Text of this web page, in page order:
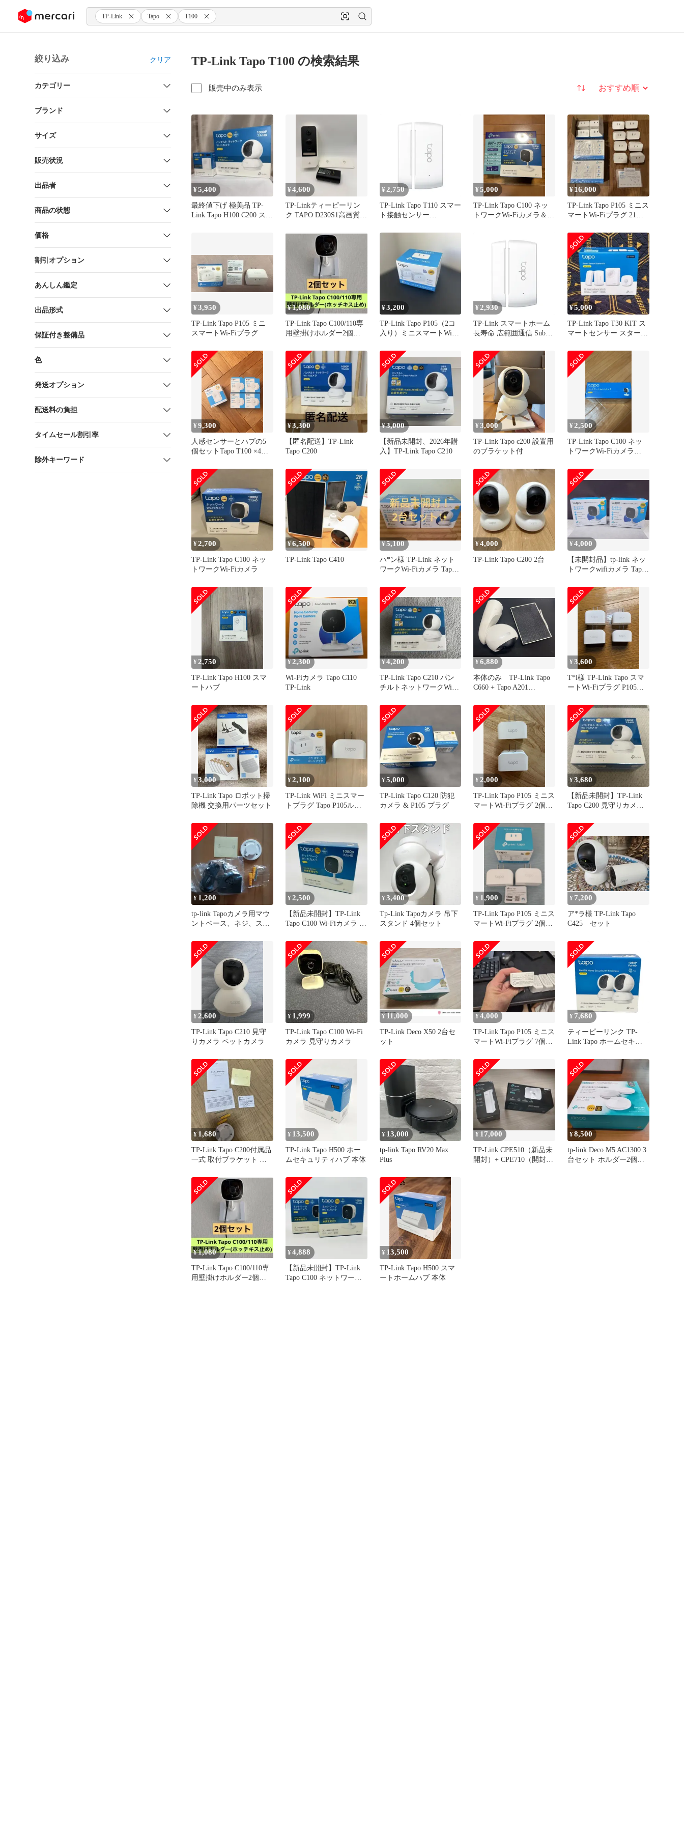
ツにスキップ TP-Link Tapo T100
絞り込み クリア
カテゴリー
ブランド
サイズ
販売状況
出品者
商品の状態
価格
割引オプション
あんしん鑑定
出品形式
保証付き整備品
色
発送オプション
配送料の負担
タイムセール割引率
除外キーワード
TP-Link Tapo T100 の検索結果
販売中のみ表示 並び替え
¥5,400
最終値下げ 極美品 TP-
Link Tapo H100 C200 スマ
¥4,600
TP-Linkティーピーリン
ク TAPO D230S1高画質
03739/4895252501667
¥ 2,750
TP-Link Tapo T110 スマー
ト接触センサー
¥5,000
TP-Link Tapo C100 ネッ
トワークWi-Fiカメラ＆ル
¥ 16,000
TP-Link Tapo P105 ミニス
マートWi-Fiプラグ 21個
¥3,950
TP-Link Tapo P105 ミニ
スマートWi-Fiプラグ
¥1,080
TP-Link Tapo C100/110専
用壁掛けホルダー2個セ
¥3,200
TP-Link Tapo P105（2コ
入り）ミニスマートWi-Fi
¥ 2,930
TP-Link スマートホーム
長寿命 広範囲通信 Sub-
接触センサー T110(カラ
ー: 1.)Tapo 接触センサー)
¥5,000
TP-Link Tapo T30 KIT ス
マートセンサー スタータ
¥9,300
人感センサーとハブの5
個セットTapo T100 ×4
¥3,300
【匿名配送】TP-Link
Tapo C200
¥3,000
【新品未開封、2026年購
入】TP-Link Tapo C210
¥3,000
TP-Link Tapo c200 設置用
のブラケット付
¥ 2,500
TP-Link Tapo C100 ネッ
トワークWi-Fiカメラ
¥2,700
TP-Link Tapo C100 ネッ
トワークWi-Fiカメラ
¥6,500
TP-Link Tapo C410
¥5,100
ハ*ン様 TP-Link ネット
ワークWi-Fiカメラ Tapo
¥4,000
TP-Link Tapo C200 2台
¥4,000
【未開封品】tp-link ネッ
トワークwifiカメラ Tapo
¥ 2,750
TP-Link Tapo H100 スマ
ートハブ
¥ 2,300
Wi-Fiカメラ Tapo C110
TP-Link
¥4,200
TP-Link Tapo C210 パン
チルトネットワークWi-Fi
¥6,880
本体のみ TP-Link Tapo
C660 + Tapo A201
¥3,600
T*i様 TP-Link Tapo スマ
ートWi-Fiプラグ P105
¥3,000
TP-Link Tapo ロボット掃
除機 交換用パーツセット
¥2,100
TP-Link WiFi ミニスマー
トプラグ Tapo P105ルー
¥5,000
TP-Link Tapo C120 防犯
カメラ & P105 プラグ
¥ 2,000
TP-Link Tapo P105 ミニス
マートWi-Fiプラグ 2個セ
¥3,680
【新品未開封】TP-Link
Tapo C200 見守りカメラ
¥ 1,200
tp-link Tapoカメラ用マウ
ントベース、ネジ、ステ
¥2,500
【新品未開封】TP-Link
Tapo C100 Wi-Fiカメラ 見
¥3,400
Tp-Link Tapoカメラ 吊下
スタンド 4個セット
¥ 1,900
TP-Link Tapo P105 ミニス
マートWi-Fiプラグ 2個セ
¥ 7,200
ア*ラ様 TP-Link Tapo
C425 セット
¥ 2,600
TP-Link Tapo C210 見守
りカメラ ペットカメラ
¥ 1,999
TP-Link Tapo C100 Wi-Fi
カメラ 見守りカメラ
¥11,000
TP-Link Deco X50 2台セ
ット
¥4,000
TP-Link Tapo P105 ミニス
マートWi-Fiプラグ 7個セ
¥ 7,680
ティーピーリンク TP-
Link Tapo ホームセキュ
ト 見守りカメラ C200
¥ 1,680
TP-Link Tapo C200付属品
一式 取付ブラケット 未
¥ 13,500
TP-Link Tapo H500 ホー
ムセキュリティハブ 本体
¥ 13,000
tp-link Tapo RV20 Max
Plus
¥ 17,000
TP-Link CPE510（新品未
開封）+ CPE710（開封済
¥8,500
tp-link Deco M5 AC1300 3
台セット ホルダー2個お
¥1,080
TP-Link Tapo C100/110専
用壁掛けホルダー2個セ
¥4,888
【新品未開封】TP-Link
Tapo C100 ネットワーク
¥ 13,500
TP-Link Tapo H500 スマ
ートホームハブ 本体